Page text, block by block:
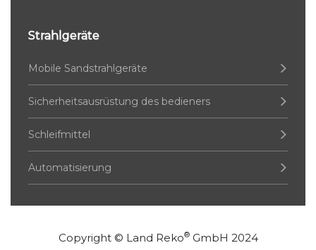
Strahlgeräte
Mobile Sandstrahlgeräte
Sicherheitsausrüstung des bedieners
Schleifmittel
Automatisierung
Copyright © Land Reko®GmbH 2024